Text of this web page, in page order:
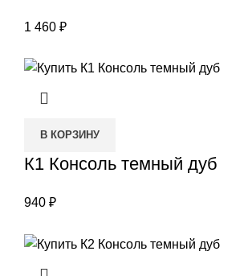
1 460 ₽
В КОРЗИНУ
К1 Консоль темный дуб
940 ₽